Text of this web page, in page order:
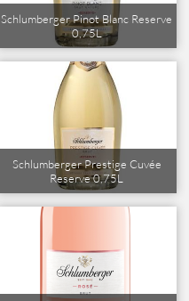
Schlumberger Pinot Blanc Reserve
0,75L
Schlumberger Prestige Cuvée
Reserve 0,75L